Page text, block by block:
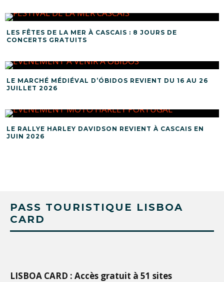
LES FÊTES DE LA MER À CASCAIS : 8 JOURS DE
CONCERTS GRATUITS
LE MARCHÉ MÉDIÉVAL D’ÓBIDOS REVIENT DU 16 AU 26
JUILLET 2026
LE RALLYE HARLEY DAVIDSON REVIENT À CASCAIS EN
JUIN 2026
PASS TOURISTIQUE LISBOA
CARD
LISBOA CARD : Accès gratuit à 51 sites